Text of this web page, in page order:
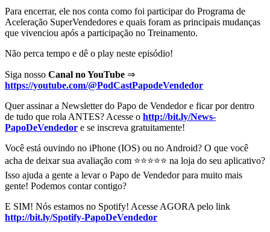
Para encerrar, ele nos conta como foi participar do Programa de
Aceleração SuperVendedores e quais foram as principais mudanças
que vivenciou após a participação no Treinamento.
Não perca tempo e dê o play neste episódio!
Siga nosso Canal no YouTube ⇒
https://youtube.com/@PodCastPapodeVendedor
Quer assinar a Newsletter do Papo de Vendedor e ficar por dentro
de tudo que rola ANTES? Acesse o http://bit.ly/News-
PapoDeVendedor e se inscreva gratuitamente!
Você está ouvindo no iPhone (IOS) ou no Android? O que você
acha de deixar sua avaliação com ⭐⭐⭐⭐⭐ na loja do seu aplicativo?
Isso ajuda a gente a levar o Papo de Vendedor para muito mais
gente! Podemos contar contigo?
E SIM! Nós estamos no Spotify! Acesse AGORA pelo link
http://bit.ly/Spotify-PapoDeVendedor